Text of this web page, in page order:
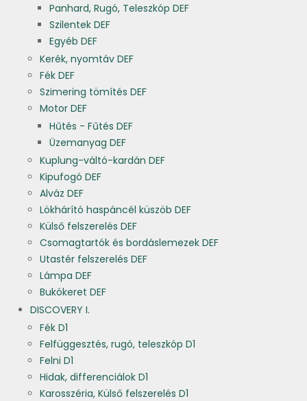
Panhard, Rugó, Teleszkóp DEF
Szilentek DEF
Egyéb DEF
Kerék, nyomtáv DEF
Fék DEF
Szimering tömítés DEF
Motor DEF
Hűtés - Fűtés DEF
Üzemanyag DEF
Kuplung-váltó-kardán DEF
Kipufogó DEF
Alváz DEF
Lökhárító haspáncél küszöb DEF
Külső felszerelés DEF
Csomagtartók és bordáslemezek DEF
Utastér felszerelés DEF
Lámpa DEF
Bukókeret DEF
DISCOVERY I.
Fék D1
Felfüggesztés, rugó, teleszkóp D1
Felni D1
Hidak, differenciálok D1
Karosszéria, Külső felszerelés D1